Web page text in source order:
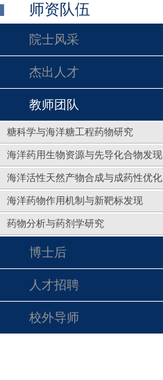
师资队伍
院士风采
杰出人才
教师团队
糖科学与海洋糖工程药物研究
海洋药用生物资源与先导化合物发现
海洋活性天然产物合成与成药性优化
海洋药物作用机制与新靶标发现
药物分析与药剂学研究
博士后
人才招聘
校外导师